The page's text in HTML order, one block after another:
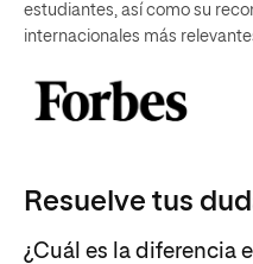
estudiantes, así como su
internacionales más
Resuelve tus
¿Cuál es la diferencia